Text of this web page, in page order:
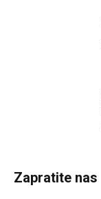
Zapratite nas